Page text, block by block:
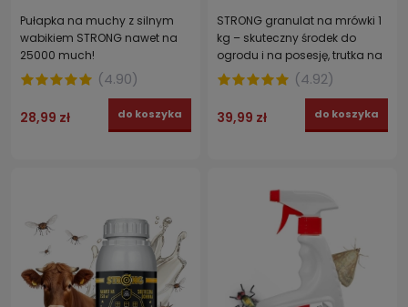
Pułapka na muchy z silnym
wabikiem STRONG nawet na
25000 much!
(4.90)
28,99 zł do koszyka
STRONG granulat na mrówki 1
kg – skuteczny środek do
ogrodu i na posesję, trutka na
mrówki
(4.92)
39,99 zł do koszyka